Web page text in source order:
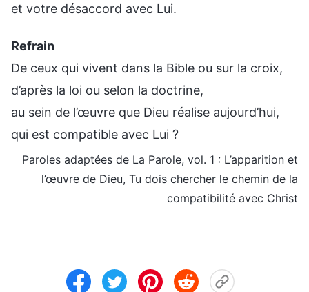
et votre désaccord avec Lui.
Refrain
De ceux qui vivent dans la Bible ou sur la croix,
d’après la loi ou selon la doctrine,
au sein de l’œuvre que Dieu réalise aujourd’hui,
qui est compatible avec Lui ?
Paroles adaptées de La Parole, vol. 1 : L’apparition et
l’œuvre de Dieu, Tu dois chercher le chemin de la
compatibilité avec Christ